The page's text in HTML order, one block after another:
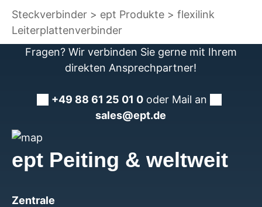
Steckverbinder ept Produkte
flexilink
Leiterplattenverbinder
Fragen? Wir verbinden Sie gerne mit Ihrem
direkten Ansprechpartner!
+49 88 61 25 01 0 oder Mail an
sales@ept.de
ept Peiting & weltweit
Zentrale